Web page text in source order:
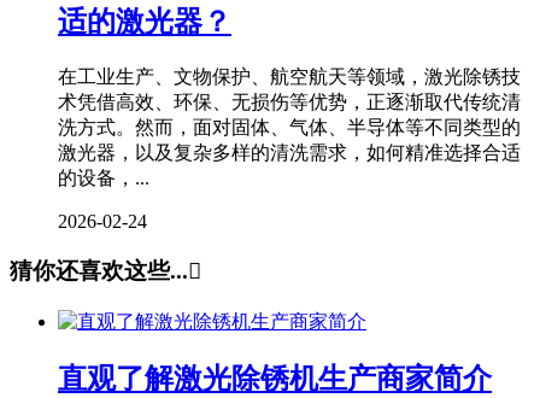
适的激光器？
在工业生产、文物保护、航空航天等领域，激光除锈技
术凭借高效、环保、无损伤等优势，正逐渐取代传统清
洗方式。然而，面对固体、气体、半导体等不同类型的
激光器，以及复杂多样的清洗需求，如何精准选择合适
的设备，...
2026-02-24
猜你还喜欢这些...
直观了解激光除锈机生产商家简介